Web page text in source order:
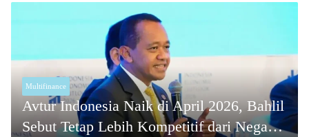
Multifinance
Avtur Indonesia Naik di April 2026, Bahlil
Sebut Tetap Lebih Kompetitif dari Negara